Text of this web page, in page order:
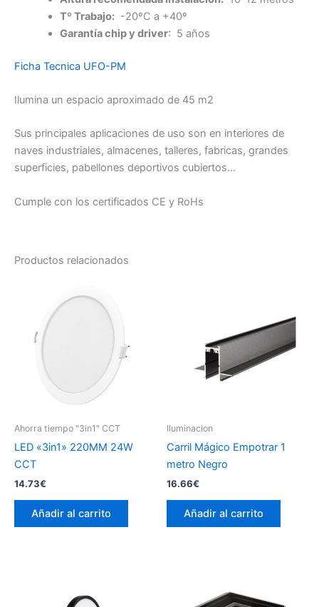
Tº Trabajo:-20ºC a +40º
Garantía chip y driver: 5 años
Ficha Tecnica UFO-PM
Ilumina un espacio aproximado de 45 m2
Sus principales aplicaciones de uso son en interiores de
naves industriales, almacenes, talleres, fabricas, grandes
superficies, pabellones deportivos cubiertos…
Cumple con los certificados CE y RoHs
Productos relacionados
Ahorra tiempo "3in1" CCT
LED «3in1» 220MM 24W
CCT
14.73€
Añadir al carrito
Iluminacion
Carril Mágico Empotrar 1
metro Negro
16.66€
Añadir al carrito